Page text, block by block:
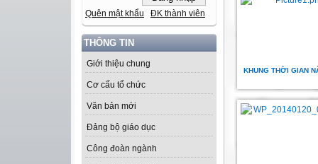
Quên mật khẩu ĐK thành viên
THÔNG TIN
Giới thiệu chung
Cơ cấu tổ chức
Văn bản mới
Đảng bộ giáo dục
Công đoàn ngành
KHUNG THỜI GIAN